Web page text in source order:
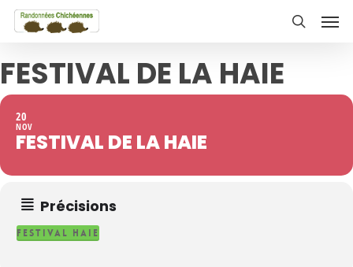
Skip
content
FESTIVAL DE LA HAIE
20
NOV
FESTIVAL DE LA HAIE
Précisions
festival haie